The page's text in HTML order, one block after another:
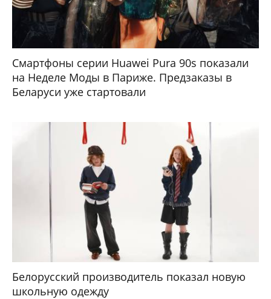
Смартфоны серии Huawei Pura 90s показали
на Неделе Моды в Париже. Предзаказы в
Беларуси уже стартовали
Белорусский производитель показал новую
школьную одежду